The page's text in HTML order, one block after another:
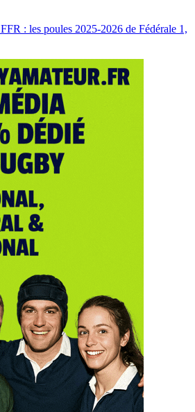
FFR : les poules 2025-2026 de Fédérale 1,